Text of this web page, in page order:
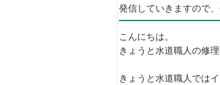
発信していきますので
こんにちは。
きょうと水道職人の修
きょうと水道職人では